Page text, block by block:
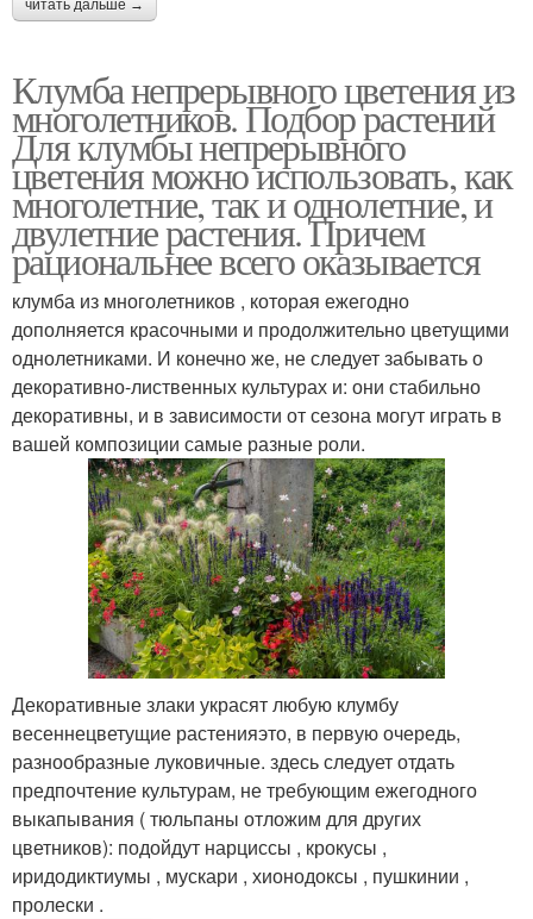
читать дальше →
Клумба непрерывного цветения из
многолетников. Подбор растений
Для клумбы непрерывного
цветения можно использовать, как
многолетние, так и однолетние, и
двулетние растения. Причем
рациональнее всего оказывается
клумба из многолетников , которая ежегодно
дополняется красочными и продолжительно цветущими
однолетниками. И конечно же, не следует забывать о
декоративно-лиственных культурах и: они стабильно
декоративны, и в зависимости от сезона могут играть в
вашей композиции самые разные роли.
Декоративные злаки украсят любую клумбу
весеннецветущие растенияэто, в первую очередь,
разнообразные луковичные. здесь следует отдать
предпочтение культурам, не требующим ежегодного
выкапывания ( тюльпаны отложим для других
цветников): подойдут нарциссы , крокусы ,
иридодиктиумы , мускари , хионодоксы , пушкинии ,
пролески .